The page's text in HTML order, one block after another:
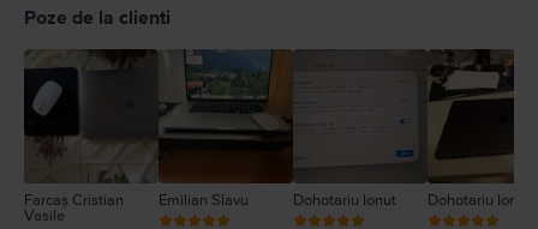
1
Poze de la clienti
Farcaș Cristian
Vasile
Emilian Slavu Dohotariu Ionut Dohotariu Ionut